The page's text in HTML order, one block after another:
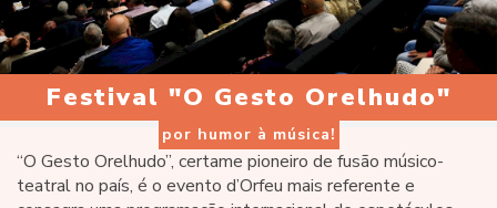
Festival "O Gesto Orelhudo"
por humor à música!
“O Gesto Orelhudo”, certame pioneiro de fusão músico-
teatral no país, é o evento d’Orfeu mais referente e